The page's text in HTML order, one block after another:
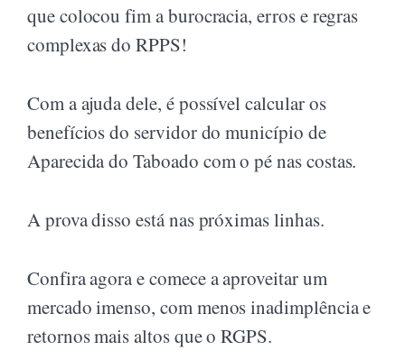
que colocou fim a burocracia, erros e regras
complexas do RPPS!
Com a ajuda dele, é possível calcular os
benefícios do servidor do município de
Aparecida do Taboado com o pé nas costas.
A prova disso está nas próximas linhas.
Confira agora e comece a aproveitar um
mercado imenso, com menos inadimplência e
retornos mais altos que o RGPS.